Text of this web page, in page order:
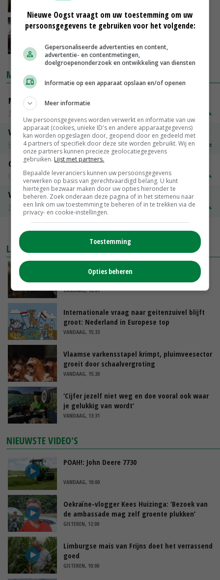
CowToilet verlaagt emissie van alle
18-11-2023
MARKTPRIJZEN
Magere melkpoeder
Zuivel NL
Vleeskuikens 2001-2600 gr
Barneveld
€ 1,09~ € 1,11
Gerst
Groningen
€ 197,00
Volle melkpoeder
Zuivel NL
€ 345,00 € 20,00
MEER MARKTPRIJZEN
LAATSTE NIEUWS
‘Samenwerking A-ware en Amalthea gaat
VANDAAG, 16:01
Internationale vraag naar geitenzuivel blijft
groot: Nederland in Europese top
VANDAAG, 15:33
Vlaamse varkensstapel krimpt, pluimveesector
groeit door schaalvergroting
VANDAAG, 15:20
‘Cijfer jezelf niet weg en doe vooral ook waar
je gelukkig van wordt’
VANDAAG, 13:31
NIEUWSTE VIDEO'S
POAH!: John Deere 7730
VANDAAG, 10:00
Oekraïne-vlogger Kees Huizinga: ‘Bezoek van
de ambassade mag zelf groente plukken’
GISTEREN, 12:00
Limburgse mais van Frijns doet het verrassend
goed
GISTEREN, 10:00
Nieuwe Oogst vraagt om uw toestemming om uw
persoonsgegevens te gebruiken voor het volgende:
Gepersonaliseerde advertenties en content,
advertentie- en contentmetingen,
doelgroepenonderzoek en ontwikkeling van diensten
Informatie op een apparaat opslaan en/of openen
Meer informatie
Uw persoonsgegevens worden verwerkt en informatie van uw
apparaat (cookies, unieke ID's en andere apparaatgegevens)
kan worden opgeslagen door, geopend door en gedeeld met
4 partners of specifiek door deze site worden gebruikt. Wij en
onze partners kunnen precieze geolocatiegegevens
gebruiken. Lijst met partners.
Bepaalde leveranciers kunnen uw persoonsgegevens
verwerken op basis van gerechtvaardigd belang. U kunt
hiertegen bezwaar maken door uw opties hieronder te
beheren. Zoek onderaan deze pagina of in het sitemenu naar
een link om uw toestemming te beheren of in te trekken via de
privacy- en cookie-instellingen.
Toestemming
Opties beheren